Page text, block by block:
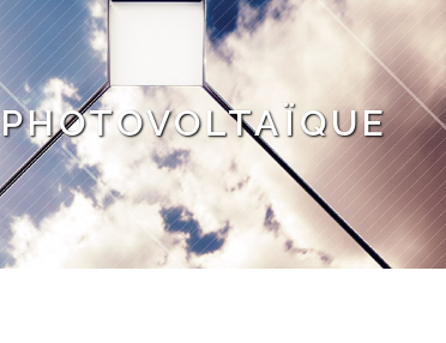
PHOTOVOLTAÏQUE